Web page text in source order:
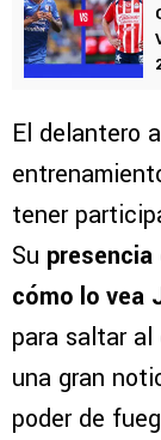
El delantero
tener
Su
cómo lo vea
para saltar al
una gran
poder de